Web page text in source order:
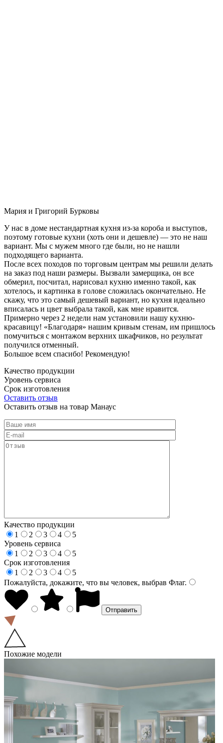
Мария и Григорий Бурковы
У нас в доме нестандартная кухня из-за короба и выступов,
поэтому готовые кухни (хоть они и дешевле) — это не наш
вариант. Мы с мужем много где были, но не нашли
подходящего варианта.
После всех походов по торговым центрам мы решили делать
на заказ под наши размеры. Вызвали замерщика, он все
обмерил, посчитал, нарисовал кухню именно такой, как
хотелось, и картинка в голове сложилась окончательно. Не
скажу, что это самый дешевый вариант, но кухня идеально
вписалась и цвет выбрала такой, как мне нравится.
Примерно через 2 недели нам установили нашу кухню-
красавицу! «Благодаря» нашим кривым стенам, им пришлось
помучиться с монтажом верхних шкафчиков, но результат
получился отменный.
Большое всем спасибо! Рекомендую!
Качество продукции
Уровень сервиса
Срок изготовления
Оставить отзыв
Оставить отзыв на товар Манаус
Качество продукции
1
2 3 4
5
Уровень сервиса
1
2 3 4
5
Срок изготовления
1
2 3 4
5
Пожалуйста, докажите, что вы человек, выбрав Флаг.
Похожие модели